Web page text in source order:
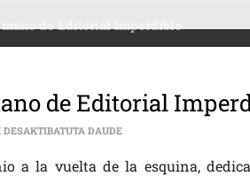
de Editorial Imperdible
de Editorial
DAUDELITERATURA | VOCES
a la vuelta de la esquina,